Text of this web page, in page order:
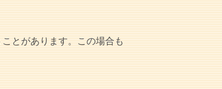
とがあります。この場合も